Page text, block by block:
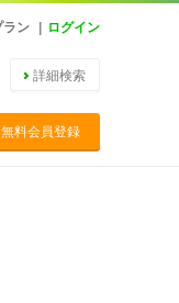
ラン ログイン
詳細検索
無料会員登録